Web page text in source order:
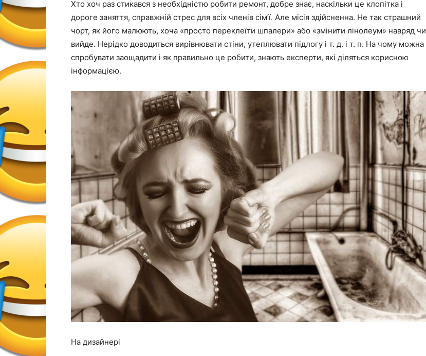
Хто хоч раз стикався з необхідністю робити ремонт, добре знає, наскільки це клопітка і
дороге заняття, справжній стрес для всіх членів сім’ї. Але місія здійсненна. Не так страшний
чорт, як його малюють, хоча «просто переклеїти шпалери» або «змінити лінолеум» навряд чи
вийде. Нерідко доводиться вирівнювати стіни, утеплювати підлогу і т. д. і т. п. На чому можна
спробувати заощадити і як правильно це робити, знають експерти, які діляться корисною
інформацією.
На дизайнері